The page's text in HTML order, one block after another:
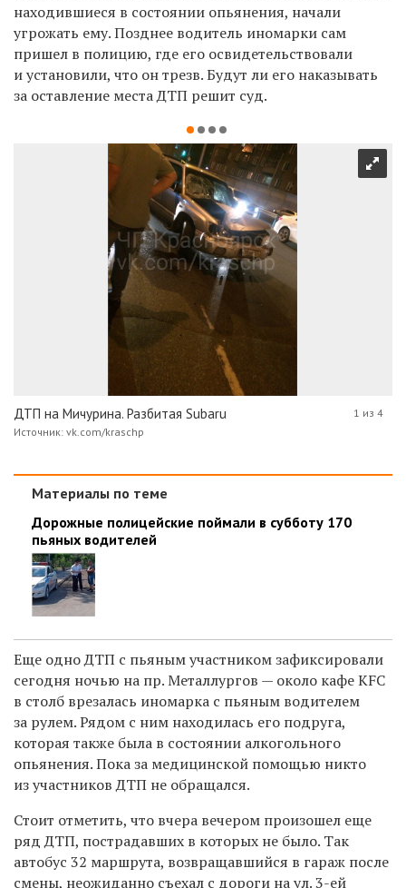
находившиеся в состоянии опьянения, начали
угрожать ему. Позднее водитель иномарки сам
пришел в полицию, где его освидетельствовали
и установили, что он трезв. Будут ли его наказывать
за оставление места ДТП решит суд.
ДТП на Мичурина. Разбитая Subaru
Источник: vk.com/kraschp
1 из 4
Материалы по теме
Дорожные полицейские поймали в субботу 170
пьяных водителей
Еще одно ДТП с пьяным участником зафиксировали
сегодня ночью на пр. Металлургов — около кафе KFC
в столб врезалась иномарка с пьяным водителем
за рулем. Рядом с ним находилась его подруга,
которая также была в состоянии алкогольного
опьянения. Пока за медицинской помощью никто
из участников ДТП не обращался.
Стоит отметить, что вчера вечером произошел еще
ряд ДТП, пострадавших в которых не было. Так
автобус 32 маршрута, возвращавшийся в гараж после
смены, неожиданно съехал с дороги на ул. 3-ей